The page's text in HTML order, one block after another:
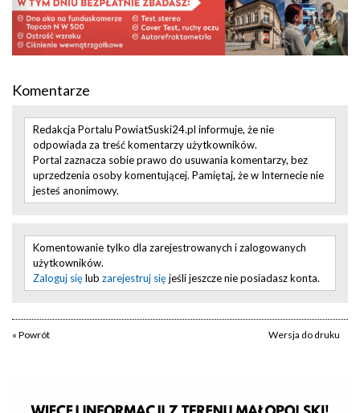
Komentarze
Redakcja Portalu PowiatSuski24.pl informuje, że nie
odpowiada za treść komentarzy użytkowników.
Portal zaznacza sobie prawo do usuwania komentarzy, bez
uprzedzenia osoby komentującej. Pamiętaj, że w Internecie nie
jesteś anonimowy.
Komentowanie tylko dla zarejestrowanych i zalogowanych
użytkowników.
Zaloguj sięlub zarejestruj sięjeśli jeszcze nie posiadasz konta.
« Powrót Wersja do druku